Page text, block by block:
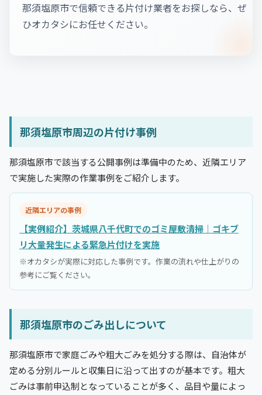
那須塩原市で信頼できる片付け業者をお探しなら、ぜ
ひオカタシにお任せください。
那須塩原市周辺の片付け事例
那須塩原市で該当する公開事例は準備中のため、近隣エリア
で実施した実際の作業事例をご紹介します。
近隣エリアの事例
【実例紹介】茨城県八千代町でのゴミ屋敷清掃｜ゴキブ
リ大量発生による緊急片付けを実施
※オカタシが実際に対応した事例です。作業の流れや仕上がりの
参考にご覧ください。
那須塩原市のごみ出しについて
那須塩原市で家庭ごみや粗大ごみを処分する際は、自治体が
定める分別ルールと収集日に沿って出すのが基本です。粗大
ごみは事前申込制となっていることが多く、品目や量によっ